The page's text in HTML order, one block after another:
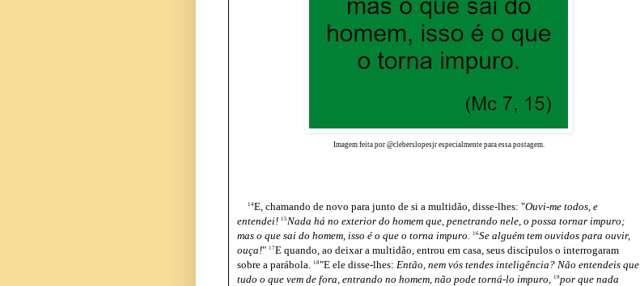
Imagem feita por @cleberslopesjr especialmente para essa postagem.
14E, chamando de novo para junto de si a multidão, disse-lhes: "Ouvi-me todos, e
entendei! 15Nada há no exterior do homem que, penetrando nele, o possa tornar impuro;
mas o que sai do homem, isso é o que o torna impuro.
16Se alguém tem ouvidos para ouvir,
ouça!" 17E quando, ao deixar a multidão, entrou em casa, seus discípulos o interrogaram
sobre a parábola.
18"E ele disse-lhes: Então, nem vós tendes inteligência? Não entendeis que
tudo o que vem de fora, entrando no homem, não pode torná-lo impuro,
19por que nada